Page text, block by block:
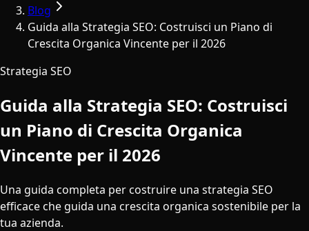
Blog
Guida alla Strategia SEO: Costruisci un Piano di
Crescita Organica Vincente per il 2026
Strategia SEO
Guida alla Strategia SEO: Costruisci
un Piano di Crescita Organica
Vincente per il 2026
Una guida completa per costruire una strategia SEO
efficace che guida una crescita organica sostenibile per la
tua azienda.